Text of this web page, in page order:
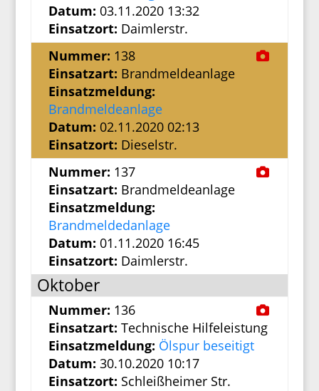
Datum: 03.11.2020 13:32
Einsatzort: Daimlerstr.
Nummer: 138
Einsatzart: Brandmeldeanlage
Einsatzmeldung:
Brandmeldeanlage
Datum: 02.11.2020 02:13
Einsatzort: Dieselstr.
Nummer: 137
Einsatzart: Brandmeldeanlage
Einsatzmeldung:
Brandmeldedanlage
Datum: 01.11.2020 16:45
Einsatzort: Daimlerstr.
Oktober
Nummer: 136
Einsatzart: Technische Hilfeleistung
Einsatzmeldung: Ölspur beseitigt
Datum: 30.10.2020 10:17
Einsatzort: Schleißheimer Str.